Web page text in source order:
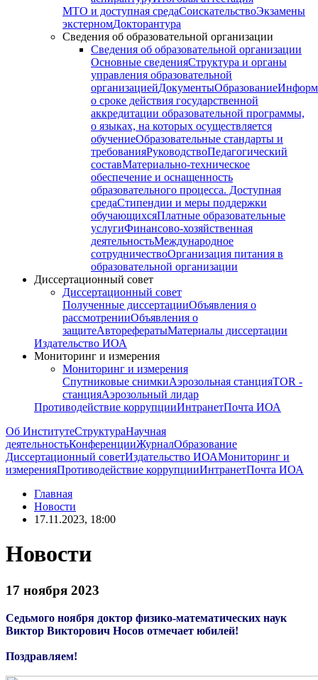
МТО и доступная средаСоискательствоЭкзамены
экстерномДокторантура
Сведения об образовательной организации
Сведения об образовательной организации
Основные сведенияСтруктура и органы
управления образовательной
организациейДокументыОбразование
о сроке действия государственной
аккредитации образовательной программы,
о языках, на которых осуществляется
обучениеОбразовательные стандарты и
требованияРуководствоПедагогический
составМатериально-техническое
обеспечение и оснащенность
образовательного процесса. Доступная
средаСтипендии и меры поддержки
обучающихсяПлатные образовательные
услугиФинансово-хозяйственная
деятельностьМеждународное
сотрудничествоОрганизация питания в
образовательной организации
Диссертационный совет
Диссертационный совет
Полученные диссертацииОбъявления о
рассмотренииОбъявления о
защитеАвторефератыМатериалы диссертации
Издательство ИОА
Мониторинг и измерения
Мониторинг и измерения
Спутниковые снимкиАэрозольная станцияTOR -
станцияАэрозольный лидар
Противодействие коррупцииИнтранетПочта ИОА
Об ИнститутеСтруктураНаучная
деятельностьКонференцииЖурналОбразование
Диссертационный советИздательство ИОАМониторинг и
измеренияПротиводействие коррупцииИнтранетПочта ИОА
Главная
Новости
17.11.2023, 18:00
Новости
17 ноября 2023
Седьмого ноября доктор физико-математических наук
Виктор Викторович Носов отмечает юбилей!
Поздравляем!